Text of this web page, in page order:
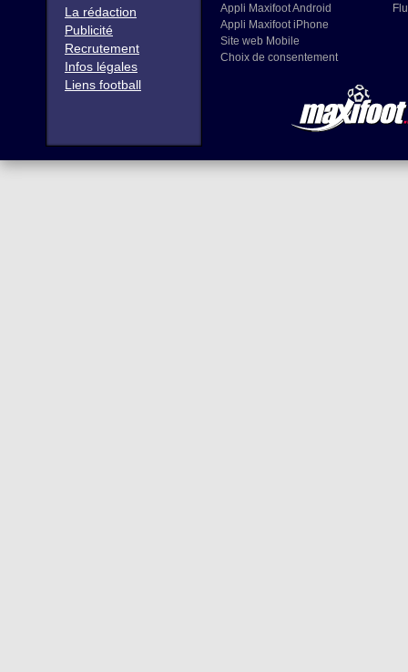
La rédaction
Publicité
Recrutement
Infos légales
Liens football
Appli Maxifoot Android
Appli Maxifoot iPhone
Site web Mobile
Choix de consentement